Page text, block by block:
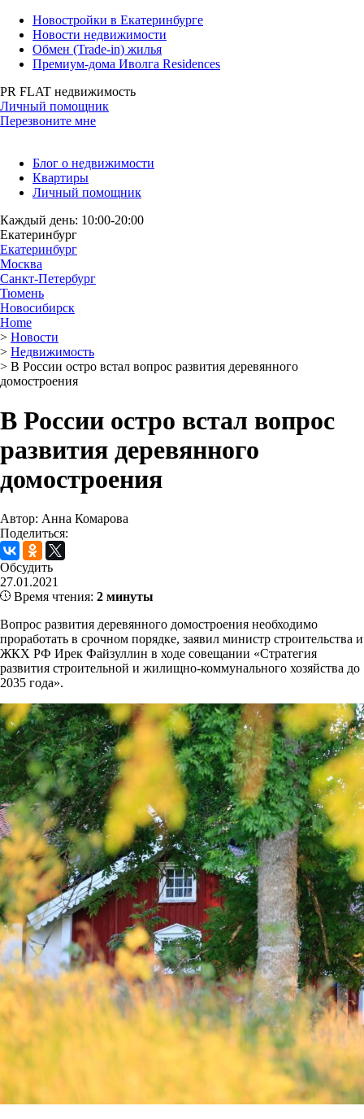
Новостройки в Екатеринбурге
Новости недвижимости
Обмен (Trade-in) жилья
Премиум-дома Иволга Residences
PR FLAT недвижимость
Личный помощник
Перезвоните мне
Блог о недвижимости
Квартиры
Личный помощник
Каждый день: 10:00-20:00
Екатеринбург
Екатеринбург
Москва
Санкт-Петербург
Тюмень
Новосибирск
Home
> Новости
> Недвижимость
> В России остро встал вопрос развития деревянного
домостроения
В России остро встал вопрос
развития деревянного
домостроения
Автор: Анна Комарова
Поделиться:
Обсудить
27.01.2021
Время чтения: 2 минуты
Вопрос развития деревянного домостроения необходимо
проработать в срочном порядке, заявил министр строительства и
ЖКХ РФ Ирек Файзуллин в ходе совещании «Стратегия
развития строительной и жилищно-коммунального хозяйства до
2035 года».